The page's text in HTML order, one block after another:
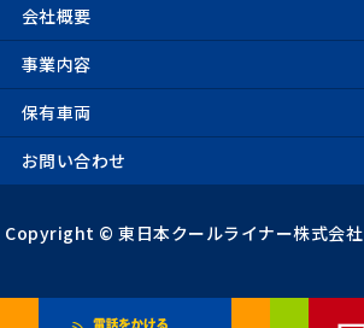
会社概要
事業内容
保有車両
お問い合わせ
Copyright ©東日本クールライナー株式会社